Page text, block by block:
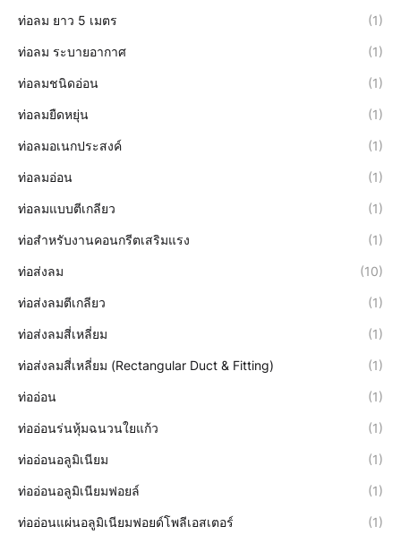
ท่อลม ยาว 5 เมตร (1)
ท่อลม ระบายอากาศ (1)
ท่อลมชนิดอ่อน (1)
ท่อลมยืดหยุ่น (1)
ท่อลมอเนกประสงค์ (1)
ท่อลมอ่อน (1)
ท่อลมแบบตีเกลียว (1)
ท่อสำหรับงานคอนกรีตเสริมแรง (1)
ท่อส่งลม (10)
ท่อส่งลมตีเกลียว (1)
ท่อส่งลมสี่เหลี่ยม (1)
ท่อส่งลมสี่เหลี่ยม (Rectangular Duct & Fitting) (1)
ท่ออ่อน (1)
ท่ออ่อนร่นหุ้มฉนวนใยแก้ว (1)
ท่ออ่อนอลูมิเนียม (1)
ท่ออ่อนอลูมิเนียมฟอยล์ (1)
ท่ออ่อนแผ่นอลูมิเนียมฟอยด์โพลีเอสเตอร์ (1)